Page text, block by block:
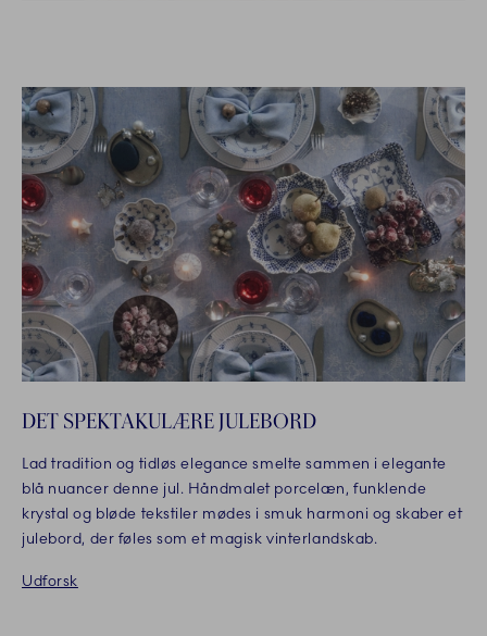
DET SPEKTAKULÆRE JULEBORD
Lad tradition og tidløs elegance smelte sammen i elegante
blå nuancer denne jul. Håndmalet porcelæn, funklende
krystal og bløde tekstiler mødes i smuk harmoni og skaber et
julebord, der føles som et magisk vinterlandskab.
Udforsk